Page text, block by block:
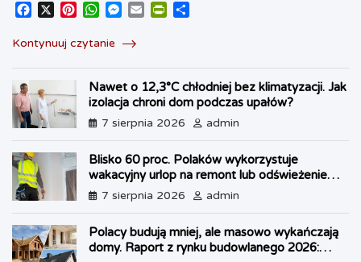
c
b
o
o
k
X
n
e
t
W
a
s
A
p
p
M
s
e
n
g
e
r
l
t
F
r
i
e
n
d
l
y
e
Kontynuuj czytanie
Nawet o 12,3°C chłodniej bez klimatyzacji. Jak
izolacja chroni dom podczas upałów?
7 sierpnia 2026 admin
Blisko 60 proc. Polaków wykorzystuje
wakacyjny urlop na remont lub odświeżenie
własnego lokum
7 sierpnia 2026 admin
Polacy budują mniej, ale masowo wykańczają
domy. Raport z rynku budowlanego 2026: